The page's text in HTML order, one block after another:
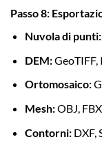
Passo 8:
Nuvola di punti:
DEM:GeoTIFF,
Ortomosaico:
Mesh:OBJ,
Contorni:DXF,